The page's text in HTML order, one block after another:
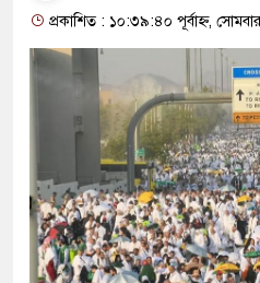
প্রকাশিত : ১০:৩৯:৪০ পূর্বাহ্ন,